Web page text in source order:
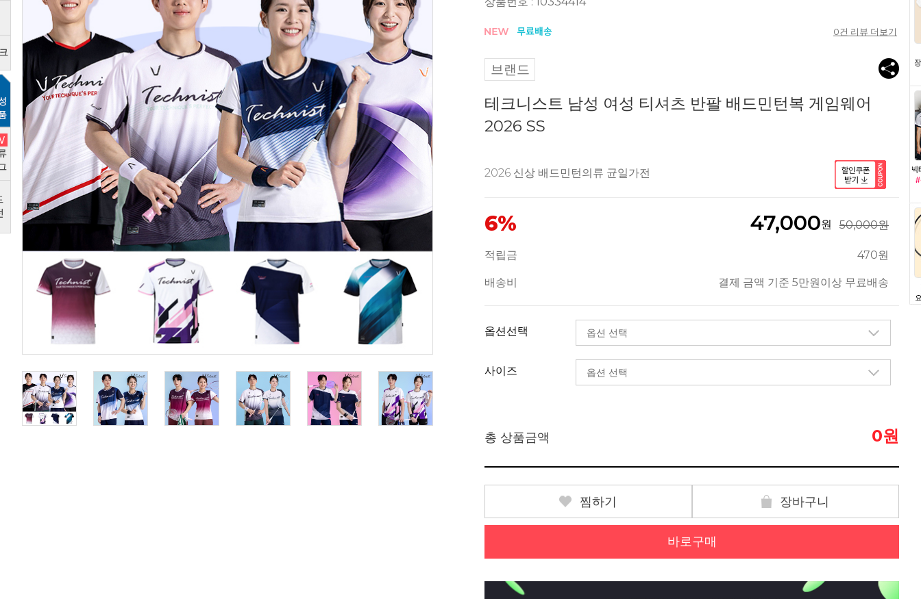
0건 리뷰 더보기
브랜드
테크니스트 남성 여성 티셔츠 반팔 배드민턴복 게임웨어
2026 SS
2026 신상 배드민턴의류 균일가전
6% 47,000원 50,000원
적립금 470원
배송비 결제 금액 기준 5만원이상 무료배송
옵션선택
사이즈
총 상품금액 0원
찜하기 장바구니
바로구매